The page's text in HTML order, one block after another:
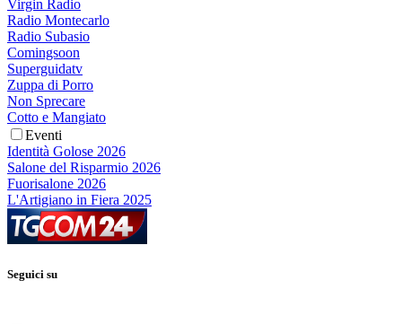
Virgin Radio
Radio Montecarlo
Radio Subasio
Comingsoon
Superguidatv
Zuppa di Porro
Non Sprecare
Cotto e Mangiato
Eventi
Identità Golose 2026
Salone del Risparmio 2026
Fuorisalone 2026
L'Artigiano in Fiera 2025
Seguici su